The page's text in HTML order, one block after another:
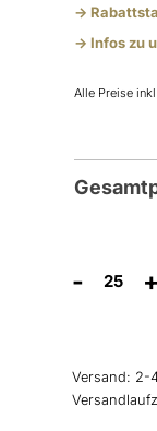
->
-> Infos zu
Alle Preise
- +
Versand: 2-